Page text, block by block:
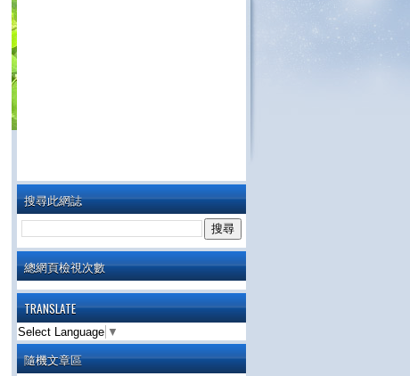
搜尋此網誌
總網頁檢視次數
TRANSLATE
Select Language ▼
隨機文章區